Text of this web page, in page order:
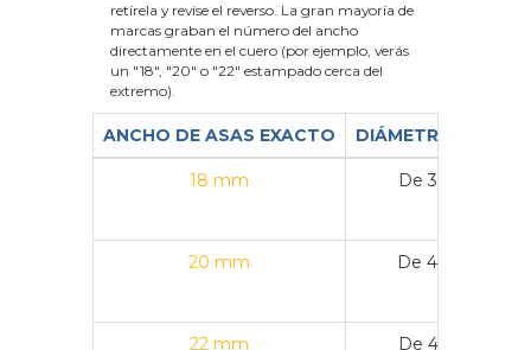
retírela y revise el reverso. La gran mayoría de
marcas graban el número del ancho
directamente en el cuero (por ejemplo, verás
un "18", "20" o "22" estampado cerca del
extremo).
ANCHO DE ASAS EXACTO DIÁMETRO DE
18 mm De 36 mm a
20 mm De 40 mm a
22 mm De 43 mm a